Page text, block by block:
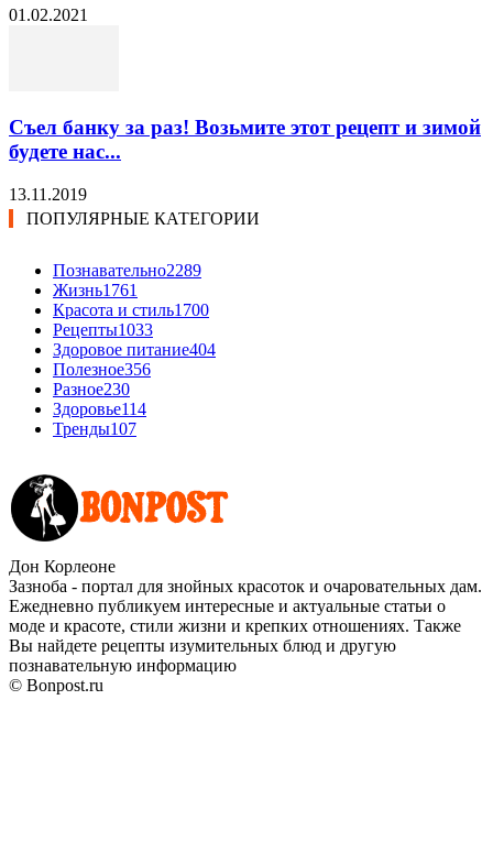
01.02.2021
Съел банку за раз! Возьмите этот рецепт и зимой
будете нас...
13.11.2019
ПОПУЛЯРНЫЕ КАТЕГОРИИ
Познавательно2289
Жизнь1761
Красота и стиль1700
Рецепты1033
Здоровое питание404
Полезное356
Разное230
Здоровье114
Тренды107
Дон Корлеоне
Зазноба - портал для знойных красоток и очаровательных дам.
Ежедневно публикуем интересные и актуальные статьи о
моде и красоте, стили жизни и крепких отношениях. Также
Вы найдете рецепты изумительных блюд и другую
познавательную информацию
© Bonpost.ru